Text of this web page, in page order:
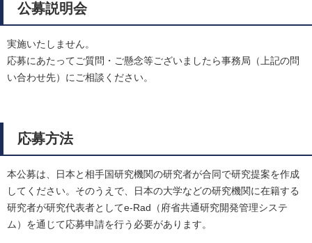
公募説明会
実施いたしません。
応募にあたってご質問・ご懸念等ございましたら事務局（上記の問
い合わせ先）にご相談ください。
応募方法
本公募は、日本と相手国研究機関の研究者が合同で研究提案を作成
してください。そのうえで、日本の大学などの研究機関に在籍する
研究者が研究代表者としてe-Rad（府省共通研究開発管理システ
ム）を通じて応募申請を行う必要があります。